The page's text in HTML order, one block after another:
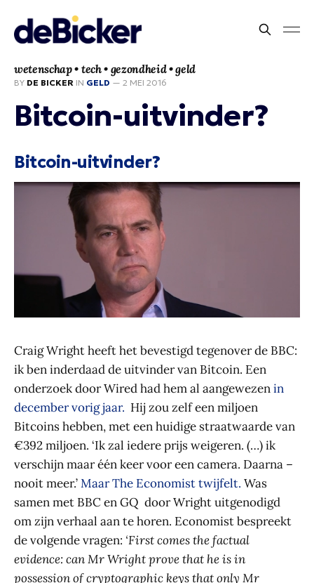
wetenschap • tech • gezondheid • geld
BY DE BICKER IN GELD — 2 MEI 2016
Bitcoin-uitvinder?
Bitcoin-uitvinder?
Craig Wright heeft het bevestigd tegenover de BBC:
ik ben inderdaad de uitvinder van Bitcoin. Een
onderzoek door Wired had hem al aangewezenin
december vorig jaar. Hij zou zelf een miljoen
Bitcoins hebben, met een huidige straatwaarde van
€392 miljoen. ‘Ik zal iedere prijs weigeren. (…) ik
verschijn maar één keer voor een camera. Daarna –
nooit meer.’Maar The Economist twijfelt. Was
samen met BBC en GQ door Wright uitgenodigd
om zijn verhaal aan te horen. Economist bespreekt
de volgende vragen: ‘First comes the factual
evidence: can Mr Wright prove that he is in
possession of cryptographic keys that only Mr